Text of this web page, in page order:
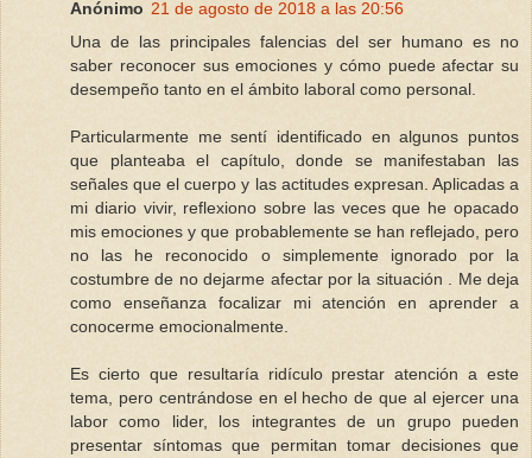
Anónimo 21 de agosto de 2018 a las 20:56
Una de las principales falencias del ser humano es no
saber reconocer sus emociones y cómo puede afectar su
desempeño tanto en el ámbito laboral como personal.
Particularmente me sentí identificado en algunos puntos
que planteaba el capítulo, donde se manifestaban las
señales que el cuerpo y las actitudes expresan. Aplicadas a
mi diario vivir, reflexiono sobre las veces que he opacado
mis emociones y que probablemente se han reflejado, pero
no las he reconocido o simplemente ignorado por la
costumbre de no dejarme afectar por la situación . Me deja
como enseñanza focalizar mi atención en aprender a
conocerme emocionalmente.
Es cierto que resultaría ridículo prestar atención a este
tema, pero centrándose en el hecho de que al ejercer una
labor como lider, los integrantes de un grupo pueden
presentar síntomas que permitan tomar decisiones que